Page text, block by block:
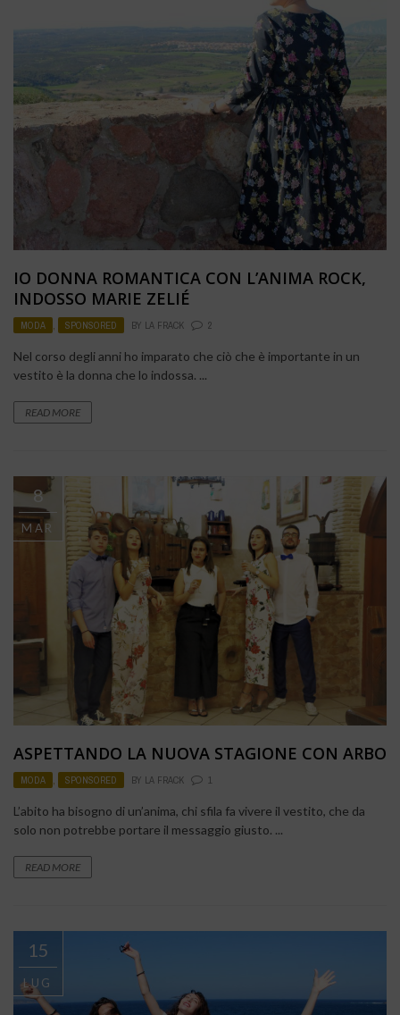
IO DONNA ROMANTICA CON L’ANIMA ROCK,
INDOSSO MARIE ZELIÉ
MODA , SPONSORED BY LA FRACK 2
Nel corso degli anni ho imparato che ciò che è importante in un
vestito è la donna che lo indossa. ...
READ MORE
8
MAR
ASPETTANDO LA NUOVA STAGIONE CON ARBO
MODA , SPONSORED BY LA FRACK 1
L’abito ha bisogno di un’anima, chi sfila fa vivere il vestito, che da
solo non potrebbe portare il messaggio giusto. ...
READ MORE
15
LUG